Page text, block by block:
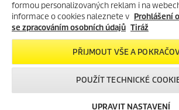
Zákaznická linka:+420 323 555 555
E-mail:info@karcher.cz
Po-Pá: 8-17 hod.
formou personalizovaných reklam i na
informace o cookies naleznete v Prohlášení
se zpracováním osobních údajů Tiráž
PŘIJMOUT VŠE A
POUŽÍT TECHNICKÉ
UPRAVIT NASTAVENÍ